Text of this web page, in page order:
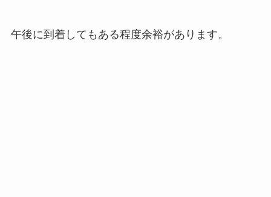
午後に到着してもある程度余裕があります。